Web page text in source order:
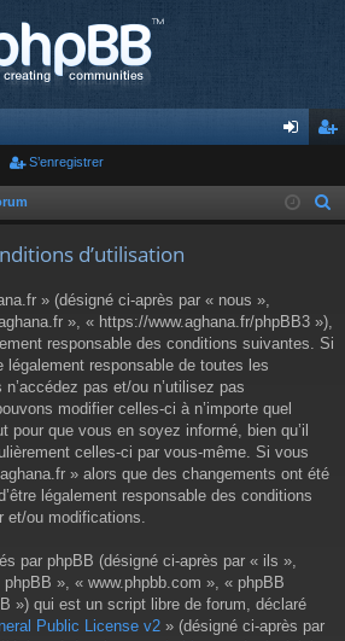
ne nr
r
S’enregistrer
d’utilisation
» (désigné ci-après par « nous »,
», « https://www.aghana.fr/phpBB3 »),
responsable des conditions suivantes. Si
légalement responsable de toutes les
pas et/ou n’utilisez pas
modifier celles-ci à n’importe quel
pour que vous en soyez informé, bien qu’il
celles-ci par vous-même. Si vous
» alors que des changements ont été
légalement responsable des conditions
ou modifications.
par phpBB (désigné ci-après par « ils »,
», « www.phpbb.com », « phpBB
») qui est un script libre de forum, déclaré
Public License v2 » (désigné ci-après par